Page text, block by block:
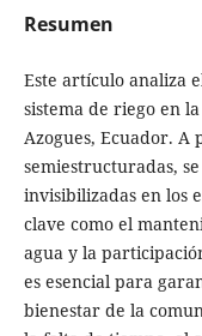
Resumen
Este artículo analiza
sistema de riego en
Azogues, Ecuador. A
semiestructuradas,
invisibilizadas en los
clave como el
agua y la
es esencial para
bienestar de la